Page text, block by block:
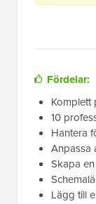
Fördelar:
Komplett
10
Hantera
Anpassa
Skapa
Lägg till